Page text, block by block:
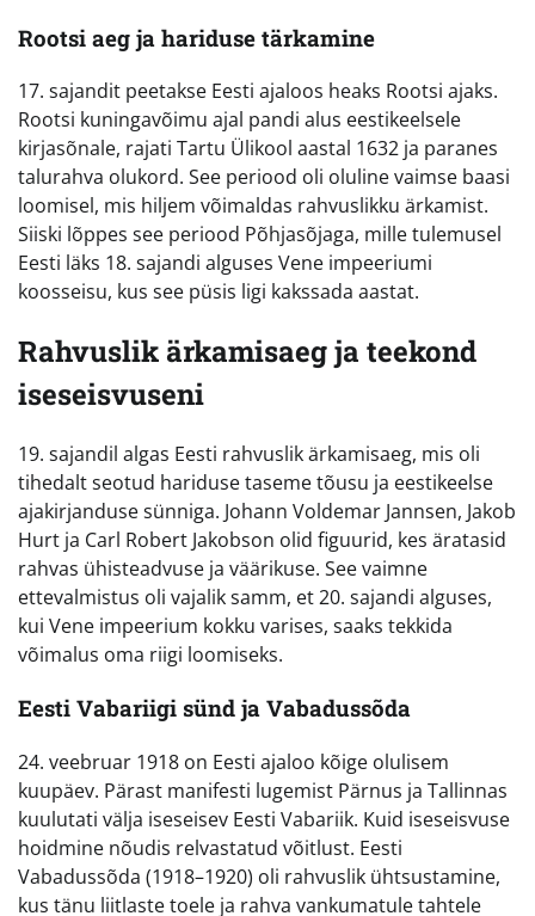
Rootsi aeg ja hariduse tärkamine
17. sajandit peetakse Eesti ajaloos heaks Rootsi ajaks.
Rootsi kuningavõimu ajal pandi alus eestikeelsele
kirjasõnale, rajati Tartu Ülikool aastal 1632 ja paranes
talurahva olukord. See periood oli oluline vaimse baasi
loomisel, mis hiljem võimaldas rahvuslikku ärkamist.
Siiski lõppes see periood Põhjasõjaga, mille tulemusel
Eesti läks 18. sajandi alguses Vene impeeriumi
koosseisu, kus see püsis ligi kakssada aastat.
Rahvuslik ärkamisaeg ja teekond
iseseisvuseni
19. sajandil algas Eesti rahvuslik ärkamisaeg, mis oli
tihedalt seotud hariduse taseme tõusu ja eestikeelse
ajakirjanduse sünniga. Johann Voldemar Jannsen, Jakob
Hurt ja Carl Robert Jakobson olid figuurid, kes äratasid
rahvas ühisteadvuse ja väärikuse. See vaimne
ettevalmistus oli vajalik samm, et 20. sajandi alguses,
kui Vene impeerium kokku varises, saaks tekkida
võimalus oma riigi loomiseks.
Eesti Vabariigi sünd ja Vabadussõda
24. veebruar 1918 on Eesti ajaloo kõige olulisem
kuupäev. Pärast manifesti lugemist Pärnus ja Tallinnas
kuulutati välja iseseisev Eesti Vabariik. Kuid iseseisvuse
hoidmine nõudis relvastatud võitlust. Eesti
Vabadussõda (1918–1920) oli rahvuslik ühtsustamine,
kus tänu liitlaste toele ja rahva vankumatule tahtele